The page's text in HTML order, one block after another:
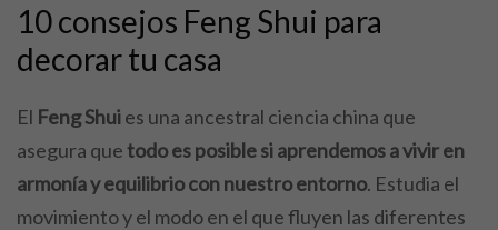
10 consejos Feng Shui para
decorar tu casa
El Feng Shuies una ancestral ciencia china que
asegura quetodo es posible si aprendemos a vivir en
armonía y equilibrio con nuestro entorno. Estudia el
movimiento y el modo en el que fluyen las diferentes